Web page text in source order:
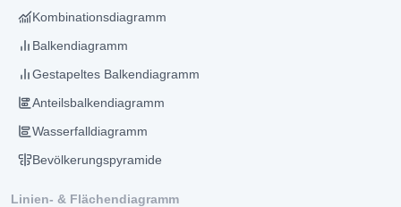
Kombinationsdiagramm
Balkendiagramm
Gestapeltes Balkendiagramm
Anteilsbalkendiagramm
Wasserfalldiagramm
Bevölkerungspyramide
Linien- & Flächendiagramm